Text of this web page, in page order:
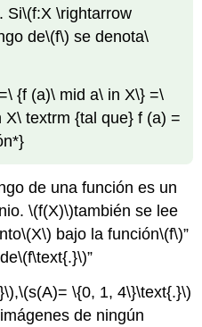
Si\(f:X \rightarrow
de\(f\) se denota\
{f (a)\ mid a\ in X\} =\
textrm {tal que} f (a) =
de una función es un
\(f(X)\)también se lee
\(X\) bajo la función\(f\)”
\(f\text{.}\)”
,\(s(A)= \{0, 1, 4\}\text{.}\)
de ningún